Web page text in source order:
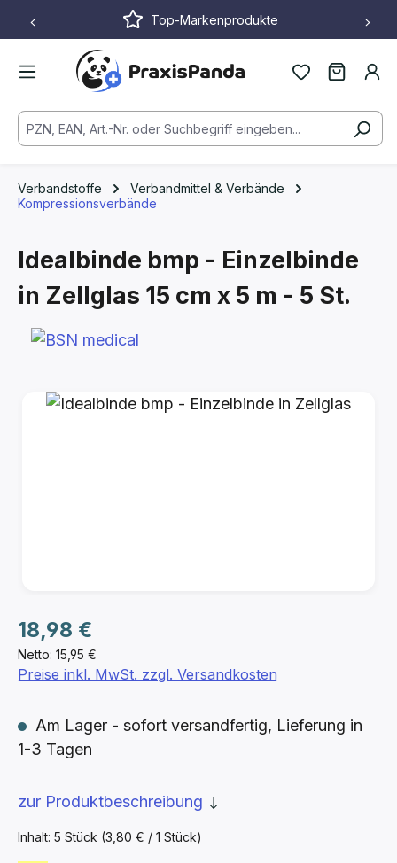
Zum Hauptinhalt springenTop-Markenprodukte
Verbandstoffe
Verbandmittel & Verbände
Kompressionsverbände
Idealbinde bmp - Einzelbinde
in Zellglas 15 cm x 5 m - 5 St.
Bildergalerie überspringen
Netto: 15,95 €
Regulärer Preis:
18,98 €
Inhalt: 5 Stück (3,80 € / 1 Stück)
Preise inkl. MwSt. zzgl. Versandkosten
Am Lager - sofort versandfertig, Lieferung in
1-3 Tagen
zur Produktbeschreibung